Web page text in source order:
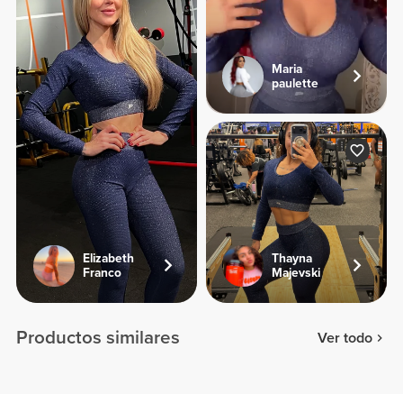
Elizabeth
Franco
Maria
paulette
Thayna
Majevski
Productos similares Ver todo